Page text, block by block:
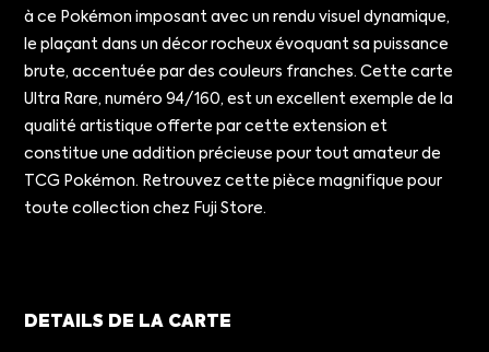
à ce Pokémon imposant avec un rendu visuel dynamique,
le plaçant dans un décor rocheux évoquant sa puissance
brute, accentuée par des couleurs franches. Cette carte
Ultra Rare, numéro 94/160, est un excellent exemple de la
qualité artistique offerte par cette extension et
constitue une addition précieuse pour tout amateur de
TCG Pokémon. Retrouvez cette pièce magnifique pour
toute collection chez Fuji Store.
DETAILS DE LA CARTE